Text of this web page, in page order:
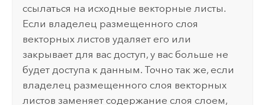
ссылаться на исходные векторные листы.
Если владелец размещенного слоя
векторных листов удаляет его или
закрывает для вас доступ, у вас больше не
будет доступа к данным. Точно так же, если
владелец размещенного слоя векторных
листов заменяет содержание слоя слоем,